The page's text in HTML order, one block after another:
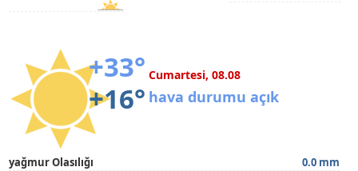
+33°
+16°
Cumartesi, 08.08
hava durumu açık
yağmur Olasılığı
0.0 mm